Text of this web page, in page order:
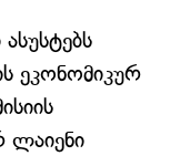
ასუსტებს
ეკონომიკურ
ლაიენი